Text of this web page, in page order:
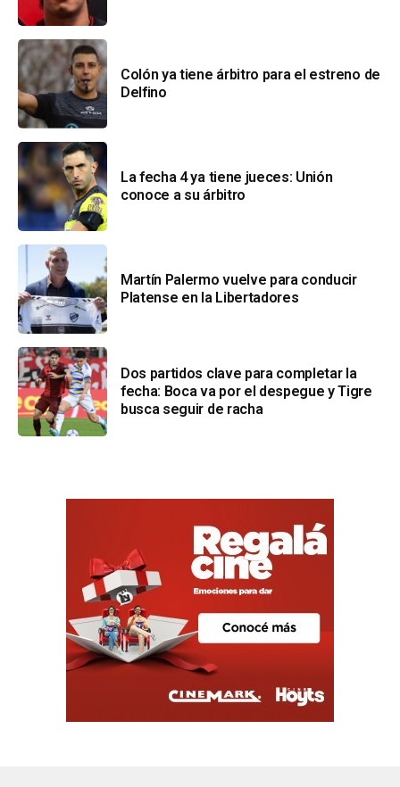
Colón ya tiene árbitro para el estreno de
Delfino
La fecha 4 ya tiene jueces: Unión
conoce a su árbitro
Martín Palermo vuelve para conducir
Platense en la Libertadores
Dos partidos clave para completar la
fecha: Boca va por el despegue y Tigre
busca seguir de racha